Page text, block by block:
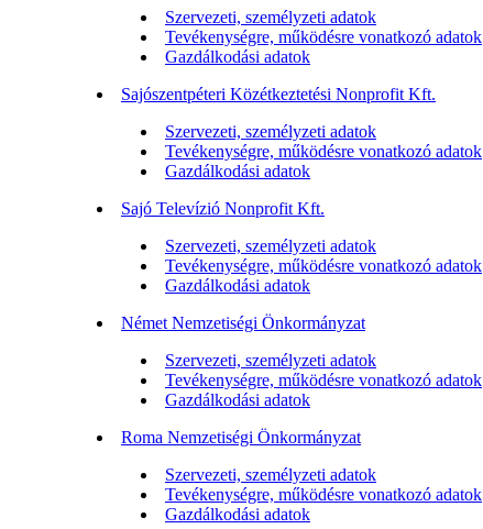
Szervezeti, személyzeti adatok
Tevékenységre, működésre vonatkozó adatok
Gazdálkodási adatok
Sajószentpéteri Közétkeztetési Nonprofit Kft.
Szervezeti, személyzeti adatok
Tevékenységre, működésre vonatkozó adatok
Gazdálkodási adatok
Sajó Televízió Nonprofit Kft.
Szervezeti, személyzeti adatok
Tevékenységre, működésre vonatkozó adatok
Gazdálkodási adatok
Német Nemzetiségi Önkormányzat
Szervezeti, személyzeti adatok
Tevékenységre, működésre vonatkozó adatok
Gazdálkodási adatok
Roma Nemzetiségi Önkormányzat
Szervezeti, személyzeti adatok
Tevékenységre, működésre vonatkozó adatok
Gazdálkodási adatok